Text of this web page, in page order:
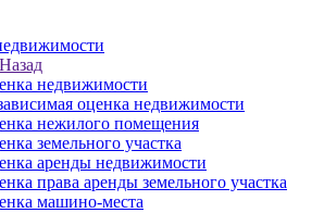
Назад
недвижимости
оценка недвижимости
нежилого помещения
земельного участка
аренды недвижимости
права аренды земельного участка
машино-места